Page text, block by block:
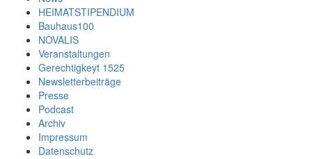
HEIMATSTIPENDIUM
Bauhaus100
NOVALIS
Veranstaltungen
Gerechtigkeyt 1525
Newsletterbeiträge
Presse
Podcast
Archiv
Impressum
Datenschutz